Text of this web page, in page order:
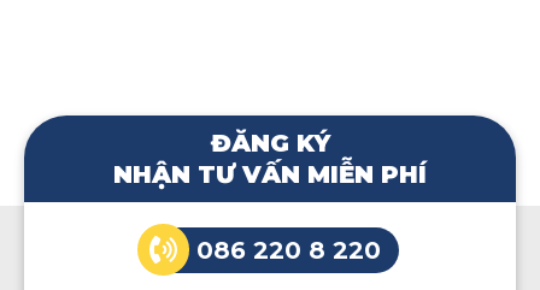
ĐĂNG KÝ
NHẬN TƯ VẤN MIỄN PHÍ
086 220 8 220